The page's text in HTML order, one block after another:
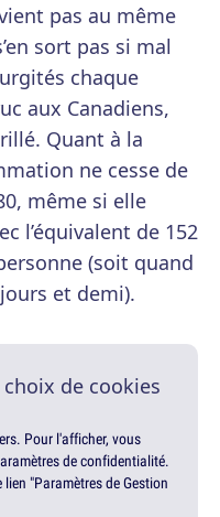
pas au même
sort pas si mal
chaque
aux Canadiens,
Quant à la
ne cesse de
même si elle
l’équivalent de 152
(soit quand
et demi).
de cookies
Pour l'afficher, vous
de confidentialité.
"Paramètres de Gestion